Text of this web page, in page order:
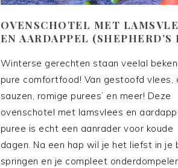
OVENSCHOTEL MET
EN AARDAPPEL (SHEPHERD’S
Winterse gerechten staan veelal
pure comfortfood! Van gestoofd vlees,
sauzen, romige purees’ en meer! Deze
ovenschotel met lamsvlees en
puree is echt een aanrader voor koude
dagen. Na een hap wil je het liefst in je
springen en je compleet